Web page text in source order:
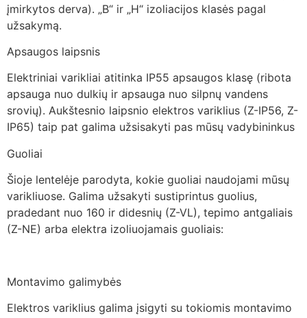
įmirkytos derva). „B“ ir „H“ izoliacijos klasės pagal
užsakymą.
Apsaugos laipsnis
Elektriniai varikliai atitinka IP55 apsaugos klasę (ribota
apsauga nuo dulkių ir apsauga nuo silpnų vandens
srovių). Aukštesnio laipsnio elektros variklius (Z-IP56, Z-
IP65) taip pat galima užsisakyti pas mūsų vadybininkus
Guoliai
Šioje lentelėje parodyta, kokie guoliai naudojami mūsų
varikliuose. Galima užsakyti sustiprintus guolius,
pradedant nuo 160 ir didesnių (Z-VL), tepimo antgaliais
(Z-NE) arba elektra izoliuojamais guoliais:
Montavimo galimybės
Elektros variklius galima įsigyti su tokiomis montavimo